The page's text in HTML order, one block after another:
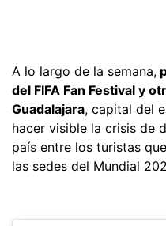
A lo largo de la semana,
del FIFA Fan Festival y
Guadalajara, capital del
hacer visible la crisis de
país entre los turistas
las sedes del Mundial